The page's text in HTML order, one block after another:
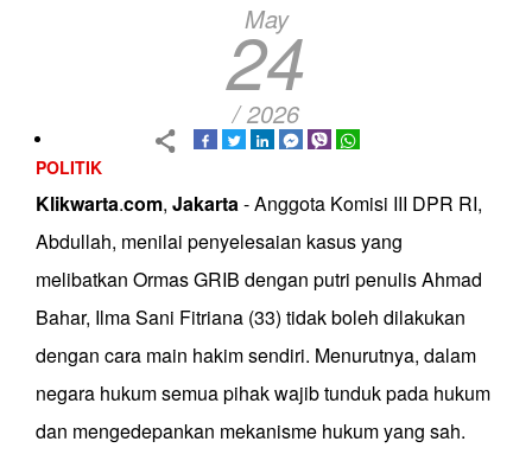
May
24
/ 2026
POLITIK
Klikwarta.com, Jakarta- Anggota Komisi III DPR RI,
Abdullah, menilai penyelesaian kasus yang
melibatkan Ormas GRIB dengan putri penulis Ahmad
Bahar, Ilma Sani Fitriana (33) tidak boleh dilakukan
dengan cara main hakim sendiri. Menurutnya, dalam
negara hukum semua pihak wajib tunduk pada hukum
dan mengedepankan mekanisme hukum yang sah.